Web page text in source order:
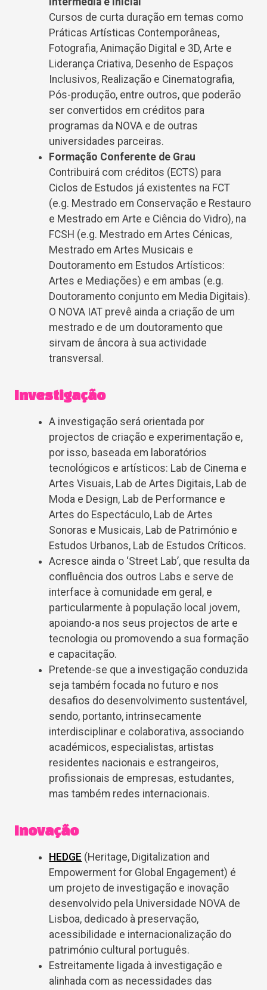
Cursos de curta duração em temas como
Práticas Artísticas Contemporâneas,
Fotografia, Animação Digital e 3D, Arte e
Liderança Criativa, Desenho de Espaços
Inclusivos, Realização e Cinematografia,
Pós-produção, entre outros, que poderão
ser convertidos em créditos para
programas da NOVA e de outras
universidades parceiras.
Formação Conferente de Grau
Contribuirá com créditos (ECTS) para
Ciclos de Estudos já existentes na FCT
(e.g. Mestrado em Conservação e Restauro
e Mestrado em Arte e Ciência do Vidro), na
FCSH (e.g. Mestrado em Artes Cénicas,
Mestrado em Artes Musicais e
Doutoramento em Estudos Artísticos:
Artes e Mediações) e em ambas (e.g.
Doutoramento conjunto em Media Digitais).
O NOVA IAT prevê ainda a criação de um
mestrado e de um doutoramento que
sirvam de âncora à sua actividade
transversal.
Investigação
A investigação será orientada por
projectos de criação e experimentação e,
por isso, baseada em laboratórios
tecnológicos e artísticos: Lab de Cinema e
Artes Visuais, Lab de Artes Digitais, Lab de
Moda e Design, Lab de Performance e
Artes do Espectáculo, Lab de Artes
Sonoras e Musicais, Lab de Património e
Estudos Urbanos, Lab de Estudos Críticos.
Acresce ainda o ‘Street Lab’, que resulta da
confluência dos outros Labs e serve de
interface à comunidade em geral, e
particularmente à população local jovem,
apoiando-a nos seus projectos de arte e
tecnologia ou promovendo a sua formação
e capacitação.
Pretende-se que a investigação conduzida
seja também focada no futuro e nos
desafios do desenvolvimento sustentável,
sendo, portanto, intrinsecamente
interdisciplinar e colaborativa, associando
académicos, especialistas, artistas
residentes nacionais e estrangeiros,
profissionais de empresas, estudantes,
mas também redes internacionais.
Inovação
HEDGE (Heritage, Digitalization and
Empowerment for Global Engagement) é
um projeto de investigação e inovação
desenvolvido pela Universidade NOVA de
Lisboa, dedicado à preservação,
acessibilidade e internacionalização do
património cultural português.
Estreitamente ligada à investigação e
alinhada com as necessidades das